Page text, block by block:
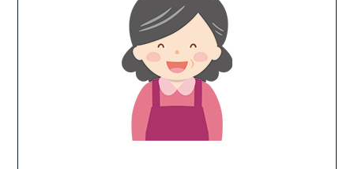
サマークラーク・ウィンタークラーク募集